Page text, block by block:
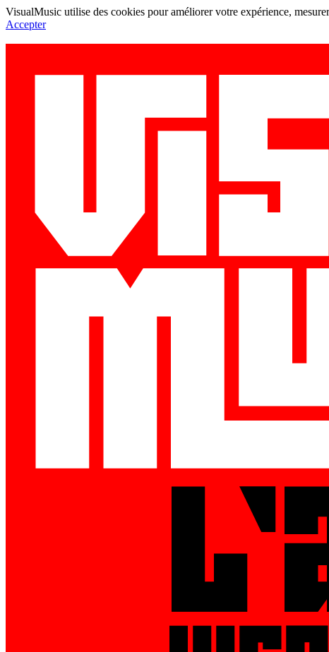
VisualMusic utilise des cookies pour améliorer votre expérience,
Accepter